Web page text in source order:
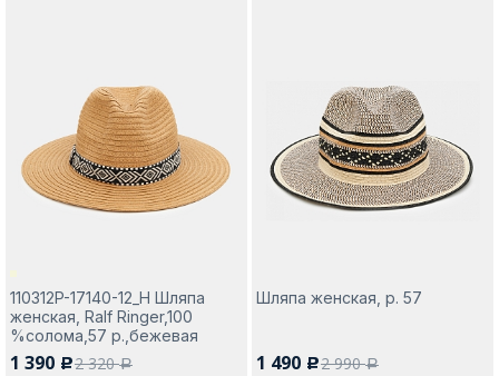
110312P-17140-12_Н Шляпа
женская, Ralf Ringer,100
%солома,57 р.,бежевая
1 390 c2 320a
Шляпа женская, р. 57
1 490 c2 990a